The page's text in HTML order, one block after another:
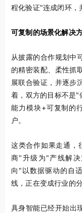
程化验证"连成闭环，
可复制的场景化解决
从披露的合作规划中
的精密装配、柔性抓
展联合验证，并逐步
着，双方的目标不是
能力模块+可复制的
户。
这类合作如果走通，
商"升级为"产线解
向"以数据驱动的自
线，正在变成行业的分
具身智能已经开始出